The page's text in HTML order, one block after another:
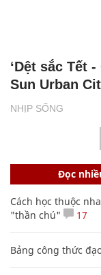
NHỊP SỐNG
‘Dệt sắc Tết
Sun Urban
Đọc
Cách học thuộc
"thần chú"
17
Bảng công thức